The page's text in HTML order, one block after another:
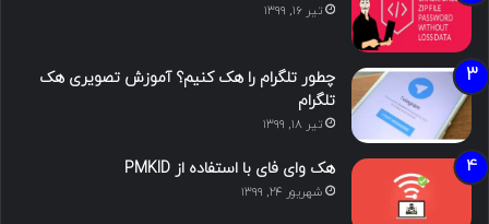
تیر ۱۶, ۱۳۹۹
چطور تلگرام را هک کنیم؟ آموزش تصویری هک
تلگرام
تیر ۱۸, ۱۳۹۹
هک وای فای با استفاده از PMKID
شهریور ۲۴, ۱۳۹۹